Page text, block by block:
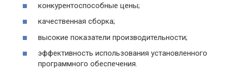
конкурентоспособные цены;
качественная сборка;
высокие показатели производительности;
эффективность использования установленного
программного обеспечения.